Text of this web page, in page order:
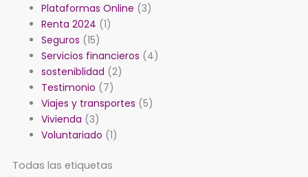
Plataformas Online (3)
Renta 2024 (1)
Seguros (15)
Servicios financieros (4)
sosteniblidad (2)
Testimonio (7)
Viajes y transportes (5)
Vivienda (3)
Voluntariado (1)
Todas las etiquetas